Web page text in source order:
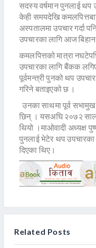
सदस्य वर्षमान पुनलाई थप
केही समयदेखि
अस्पतालमा उपचार गर्दा
उपचारका लागि आज
कमलपित्तको मात्रा
उपचारका लागि बैंकक
पूर्वमन्त्री पुनको थप
गरिने बताइएको छ ।
उनका साथमा पूर्व सभामुख
छिन् । यसअघि २०७२
थियो ।माओवादी अध्यक्ष
पुनलाई भेटेर थप
दिएका थिए।
Related Posts